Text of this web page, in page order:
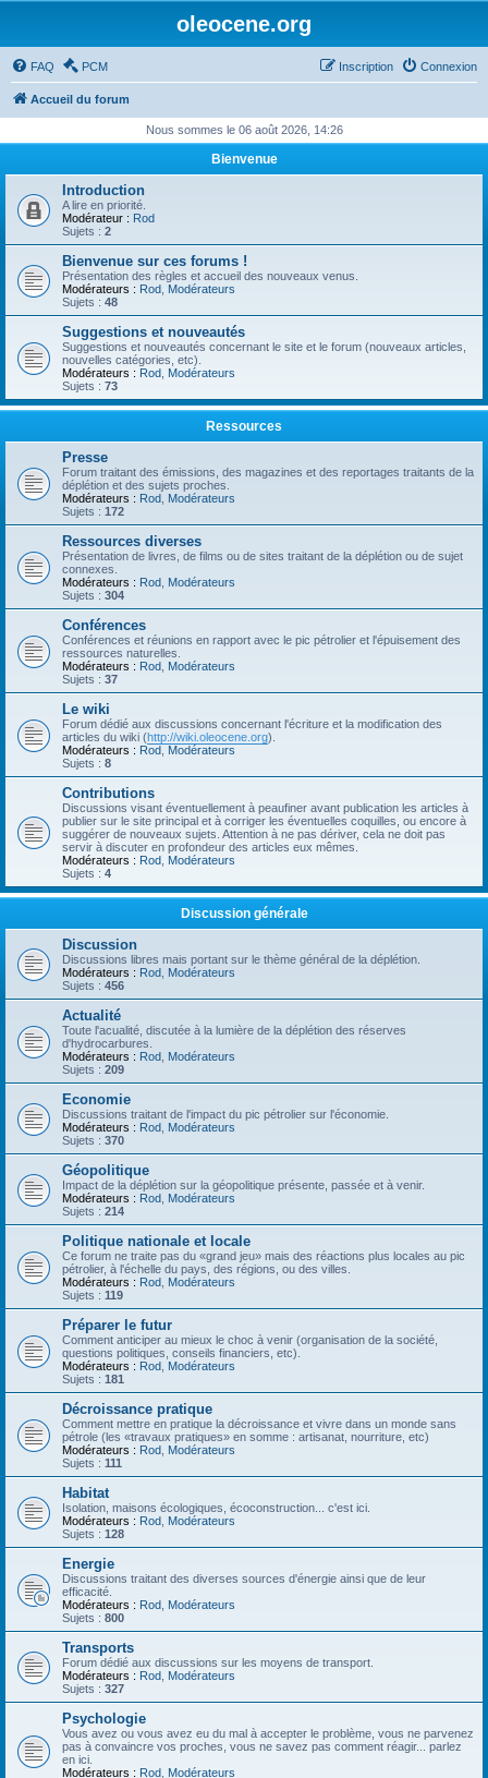
oleocene.org
FAQ PCM Connexion
Inscription
Accueil du forum
Nous sommes le 06 août 2026, 14:26
Bienvenue
Introduction
A lire en priorité.
Modérateur : Rod
Sujets : 2
Bienvenue sur ces forums !
Présentation des règles et accueil des nouveaux venus.
Modérateurs : Rod Modérateurs
Sujets : 48
Suggestions et nouveautés
Suggestions et nouveautés concernant le site et le forum (nouveaux articles,
nouvelles catégories, etc).
Modérateurs : Rod Modérateurs
Sujets : 73
Ressources
Presse
Forum traitant des émissions, des magazines et des reportages traitants de la
déplétion et des sujets proches.
Modérateurs : Rod Modérateurs
Sujets : 172
Ressources diverses
Présentation de livres, de films ou de sites traitant de la déplétion ou de sujet
connexes.
Modérateurs : Rod Modérateurs
Sujets : 304
Conférences
Conférences et réunions en rapport avec le pic pétrolier et l'épuisement des
ressources naturelles.
Modérateurs : Rod Modérateurs
Sujets : 37
Le wiki
Forum dédié aux discussions concernant l'écriture et la modification des
articles du wiki (http://wiki.oleocene.org).
Modérateurs : Rod Modérateurs
Sujets : 8
Contributions
Discussions visant éventuellement à peaufiner avant publication les articles à
publier sur le site principal et à corriger les éventuelles coquilles, ou encore à
suggérer de nouveaux sujets. Attention à ne pas dériver, cela ne doit pas
servir à discuter en profondeur des articles eux mêmes.
Modérateurs : Rod Modérateurs
Sujets : 4
Discussion générale
Discussion
Discussions libres mais portant sur le thème général de la déplétion.
Modérateurs : Rod Modérateurs
Sujets : 456
Actualité
Toute l'acualité, discutée à la lumière de la déplétion des réserves
d'hydrocarbures.
Modérateurs : Rod Modérateurs
Sujets : 209
Economie
Discussions traitant de l'impact du pic pétrolier sur l'économie.
Modérateurs : Rod Modérateurs
Sujets : 370
Géopolitique
Impact de la déplétion sur la géopolitique présente, passée et à venir.
Modérateurs : Rod Modérateurs
Sujets : 214
Politique nationale et locale
Ce forum ne traite pas du «grand jeu» mais des réactions plus locales au pic
pétrolier, à l'échelle du pays, des régions, ou des villes.
Modérateurs : Rod Modérateurs
Sujets : 119
Préparer le futur
Comment anticiper au mieux le choc à venir (organisation de la société,
questions politiques, conseils financiers, etc).
Modérateurs : Rod Modérateurs
Sujets : 181
Décroissance pratique
Comment mettre en pratique la décroissance et vivre dans un monde sans
pétrole (les «travaux pratiques» en somme : artisanat, nourriture, etc)
Modérateurs : Rod Modérateurs
Sujets : 111
Habitat
Isolation, maisons écologiques, écoconstruction... c'est ici.
Modérateurs : Rod Modérateurs
Sujets : 128
Energie
Discussions traitant des diverses sources d'énergie ainsi que de leur
efficacité.
Modérateurs : Rod Modérateurs
Sujets : 800
Transports
Forum dédié aux discussions sur les moyens de transport.
Modérateurs : Rod Modérateurs
Sujets : 327
Psychologie
Vous avez ou vous avez eu du mal à accepter le problème, vous ne parvenez
pas à convaincre vos proches, vous ne savez pas comment réagir... parlez
en ici.
Modérateurs : Rod Modérateurs